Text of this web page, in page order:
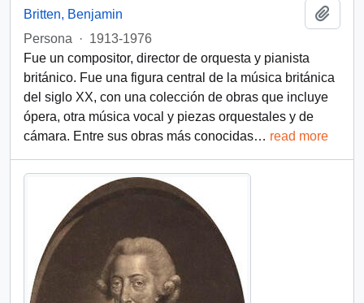
Britten, Benjamin
Persona
· 1913-1976
Fue un compositor, director de orquesta y pianista
británico. Fue una figura central de la música británica
del siglo XX, con una colección de obras que incluye
ópera, otra música vocal y piezas orquestales y de
cámara. Entre sus obras más conocidas… read more